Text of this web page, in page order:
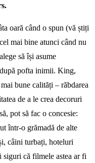
oară când o spun (vă știți
mai bine atunci când nu
să își asume
pofta inimii. King,
bune calități – răbdarea
de a le crea decoruri
pot să fac o concesie:
într-o grămadă de alte
câini turbați, hoteluri
că filmele astea ar fi